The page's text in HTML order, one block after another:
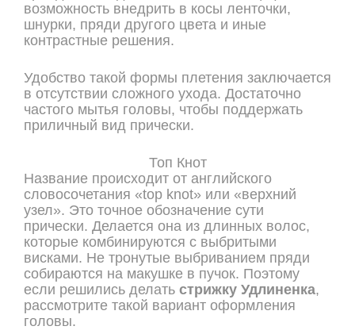
возможность внедрить в косы ленточки,
шнурки, пряди другого цвета и иные
контрастные решения.
Удобство такой формы плетения заключается
в отсутствии сложного ухода. Достаточно
частого мытья головы, чтобы поддержать
приличный вид прически.
Топ Кнот
Название происходит от английского
словосочетания «top knot» или «верхний
узел». Это точное обозначение сути
прически. Делается она из длинных волос,
которые комбинируются с выбритыми
висками. Не тронутые выбриванием пряди
собираются на макушке в пучок. Поэтому
если решились делать стрижку Удлиненка,
рассмотрите такой вариант оформления
головы.